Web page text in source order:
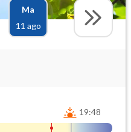
Ma
11 ago
19:48